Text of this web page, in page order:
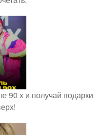
90 х и получай подарки